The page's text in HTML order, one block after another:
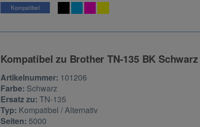
Kompatibel
Kompatibel zu Brother TN-135 BK
Zur Artikelbewertung
Artikelnummer: 101206
Farbe: Schwarz
Ersatz zu:TN-135
Typ: Kompatibel / Alternativ
Seiten: 5000